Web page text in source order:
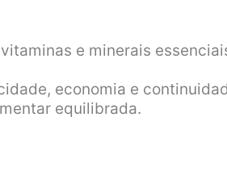
e minerais
economia e
equilibrada.